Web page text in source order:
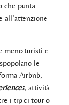
che punta
all’attenzione
meno turisti e
le
Airbnb,
, attività
i tipici tour o